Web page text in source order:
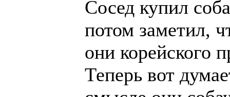
Сосед купил
потом заметил,
они корейского
Теперь вот